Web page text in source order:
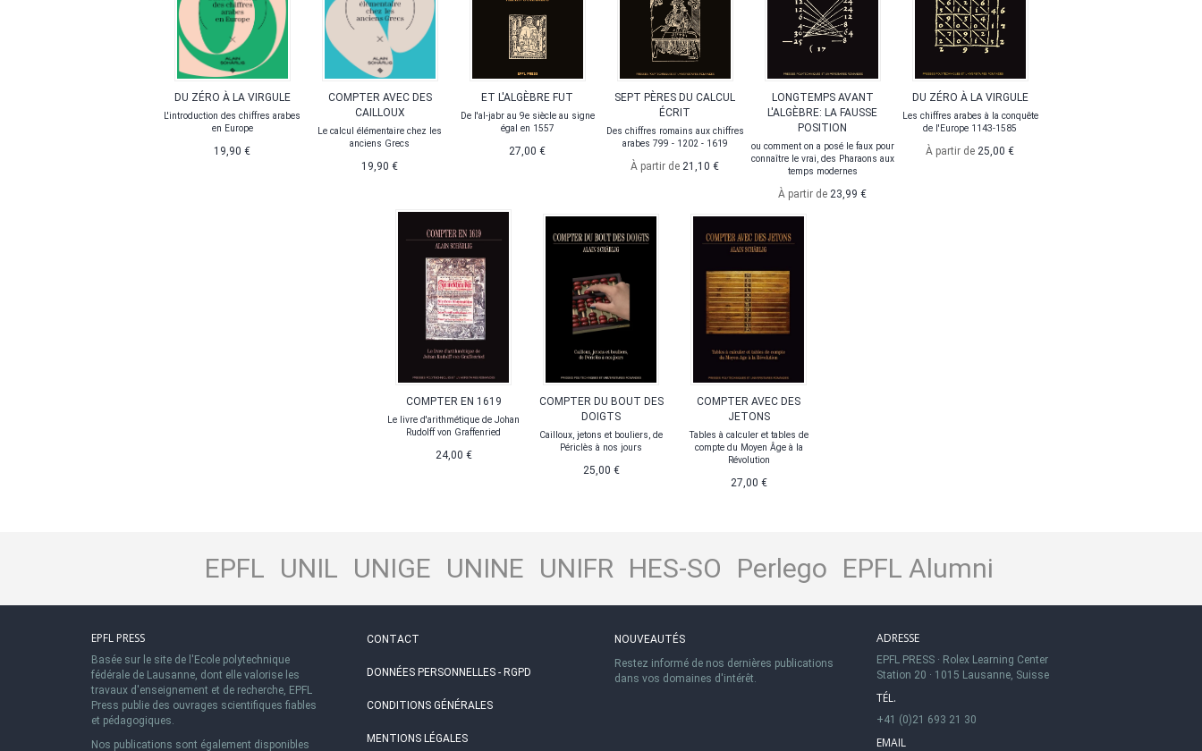
DU ZÉRO À LA VIRGULE
L'introduction des chiffres arabes
en Europe
19,90 €
COMPTER AVEC DES
CAILLOUX
Le calcul élémentaire chez les
anciens Grecs
19,90 €
ET L'ALGÈBRE FUT
De l'al-jabr au 9e siècle au signe
égal en 1557
27,00 €
SEPT PÈRES DU CALCUL
ÉCRIT
Des chiffres romains aux chiffres
arabes 799 - 1202 - 1619
À partir de 21,10 €
LONGTEMPS AVANT
L'ALGÈBRE: LA FAUSSE
POSITION
ou comment on a posé le faux pour
connaître le vrai, des Pharaons aux
temps modernes
À partir de 23,99 €
DU ZÉRO À LA VIRGULE
Les chiffres arabes à la conquête
de l'Europe 1143-1585
À partir de 25,00 €
COMPTER EN 1619
Le livre d'arithmétique de Johan
Rudolff von Graffenried
24,00 €
COMPTER DU BOUT DES
DOIGTS
Cailloux, jetons et bouliers, de
Périclès à nos jours
25,00 €
COMPTER AVEC DES
JETONS
Tables à calculer et tables de
compte du Moyen Âge à la
Révolution
27,00 €
EPFL UNIL UNIGE UNINE UNIFR HES-SO Perlego EPFL Alumni
EPFL PRESS
Basée sur le site de l'Ecole polytechnique
fédérale de Lausanne, dont elle valorise les
travaux d'enseignement et de recherche, EPFL
Press publie des ouvrages scientifiques fiables
et pédagogiques.
Nos publications sont également disponibles
CONTACT
DONNÉES PERSONNELLES - RGPD
CONDITIONS GÉNÉRALES
MENTIONS LÉGALES
NOUVEAUTÉS
Restez informé de nos dernières publications
dans vos domaines d'intérêt.
ADRESSE
EPFL PRESS · Rolex Learning Center
Station 20 · 1015 Lausanne, Suisse
TÉL.
+41 (0)21 693 21 30
EMAIL